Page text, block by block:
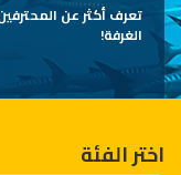
تعرف أكثر عن
الغرفة!
اختر الفئة